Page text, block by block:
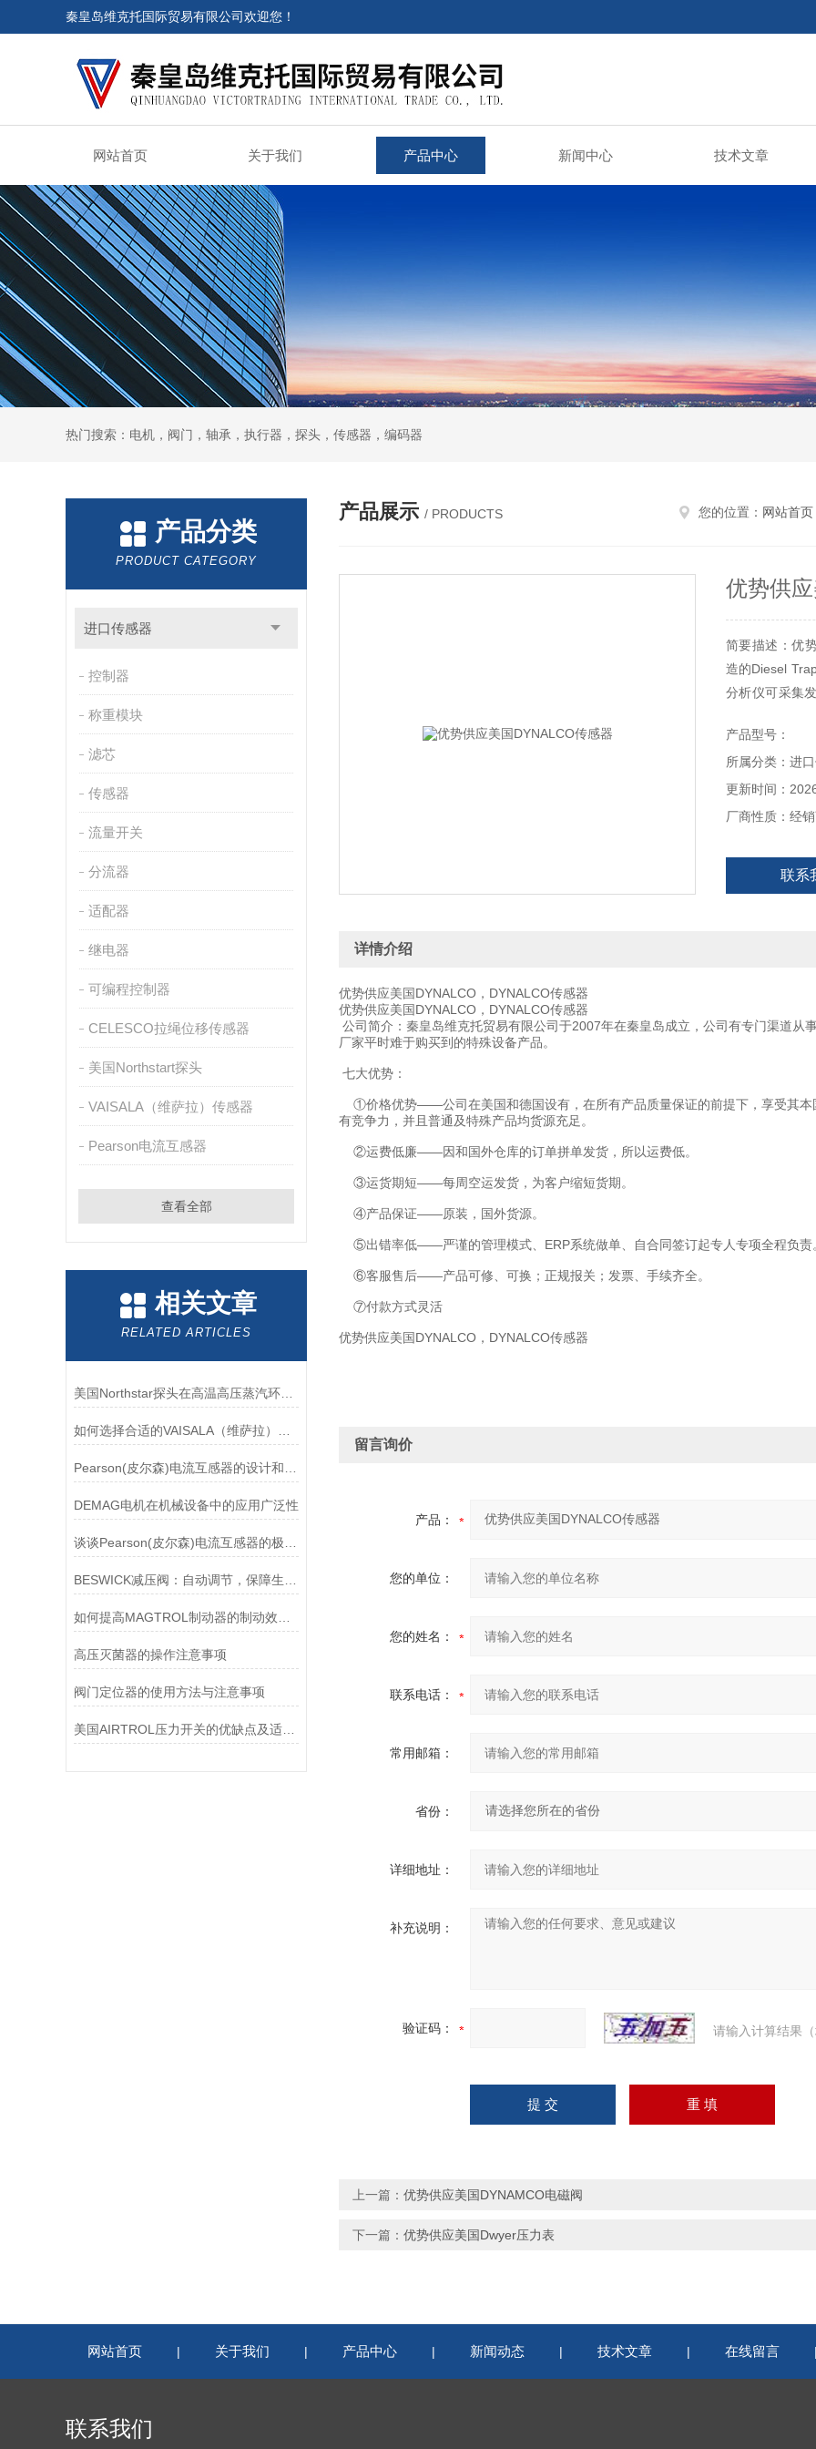
秦皇岛维克托国际贸易有限公司欢迎您！
网站首页 关于我们 产品中心 新闻中心 技术文章
热门搜索：电机，阀门，轴承，执行器，探头，传感器，编码器
产品分类
PRODUCT CATEGORY
进口传感器
控制器
称重模块
滤芯
传感器
流量开关
分流器
适配器
继电器
可编程控制器
CELESCO拉绳位移传感器
美国Northstart探头
VAISALA（维萨拉）传感器
Pearson电流互感器
查看全部
相关文章
RELATED ARTICLES
美国Northstar探头在高温高压蒸汽环境下的液位测量可靠性
DEMAG电机在机械设备中的应用广泛性
高压灭菌器的操作注意事项
阀门定位器的使用方法与注意事项
美国AIRTROL压力开关的优缺点及适用范围讲解
产品展示 / PRODUCTS 您的位置： 网站首页
优势供
简要描述：优
造的Diesel
分析仪可采集
事往复发动机
产品型号：
所属分类：进
更新时间：
厂商性质：经
联系
详情介绍
优势供应美国DYNALCO，DYNALCO传感器
优势供应美国DYNALCO，DYNALCO传感器
公司简介：秦皇岛维克托贸易有限公司于2007年在秦皇岛成立，公司有专门渠道从
厂家平时难于购买到的特殊设备产品。
七大优势：
①价格优势——公司在美国和德国设有，在所有产品质量保证的前提下，享受其本
有竞争力，并且普通及特殊产品均货源充足。
②运费低廉——因和国外仓库的订单拼单发货，所以运费低。
③运货期短——每周空运发货，为客户缩短货期。
④产品保证——原装，国外货源。
⑤出错率低——严谨的管理模式、ERP系统做单、自合同签订起专人专项全程负责
⑥客服售后——产品可修、可换；正规报关；发票、手续齐全。
⑦付款方式灵活
优势供应美国DYNALCO，DYNALCO传感器
留言询价
产品：
您的单位：
您的姓名：
联系电话：
常用邮箱：
省份：
详细地址：
补充说明：
验证码： 请输入计算结果
上一篇： 优势供应美国DYNAMCO电磁阀
下一篇： 优势供应美国Dwyer压力表
网站首页 | 关于我们 | 产品中心 | 新闻动态 | 技术文章 | 在线留言
联系我们